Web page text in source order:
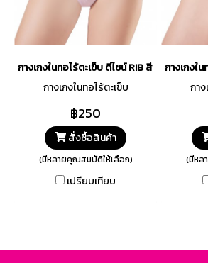
กางเกงในทอไร้ตะเข็บ ดีไซน์ RIB สีม่วงลาเวนเ
กางเกงในทอไร้ตะเข็บ
฿250
สั่งซื้อสินค้า
(มีหลายคุณสมบัติให้เลือก)
เปรียบเทียบ
กางเกงใ
กาง
(มีหล